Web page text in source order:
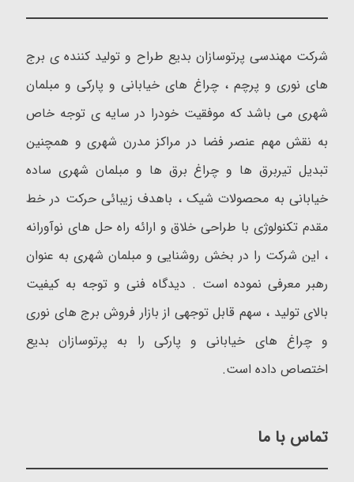
شرکت مهندسی پرتوسازان بدیع طراح و تولید کننده ی برج
های نوری و پرچم ، چراغ های خیابانی و پارکی و مبلمان
شهری می باشد که موفقیت خودرا در سایه ی توجه خاص
به نقش مهم عنصر فضا در مراکز مدرن شهری و همچنین
تبدیل تیربرق ها و چراغ برق ها و مبلمان شهری ساده
خیابانی به محصولات شیک ، باهدف زیبائی حرکت در خط
مقدم تکنولوژی با طراحی خلاق و ارائه راه حل های نوآورانه
، این شرکت را در بخش روشنایی و مبلمان شهری به عنوان
رهبر معرفی نموده است . دیدگاه فنی و توجه به کیفیت
بالای تولید ، سهم قابل توجهی از بازار فروش برج های نوری
و چراغ های خیابانی و پارکی را به پرتوسازان بدیع
اختصاص داده است.
تماس با ما